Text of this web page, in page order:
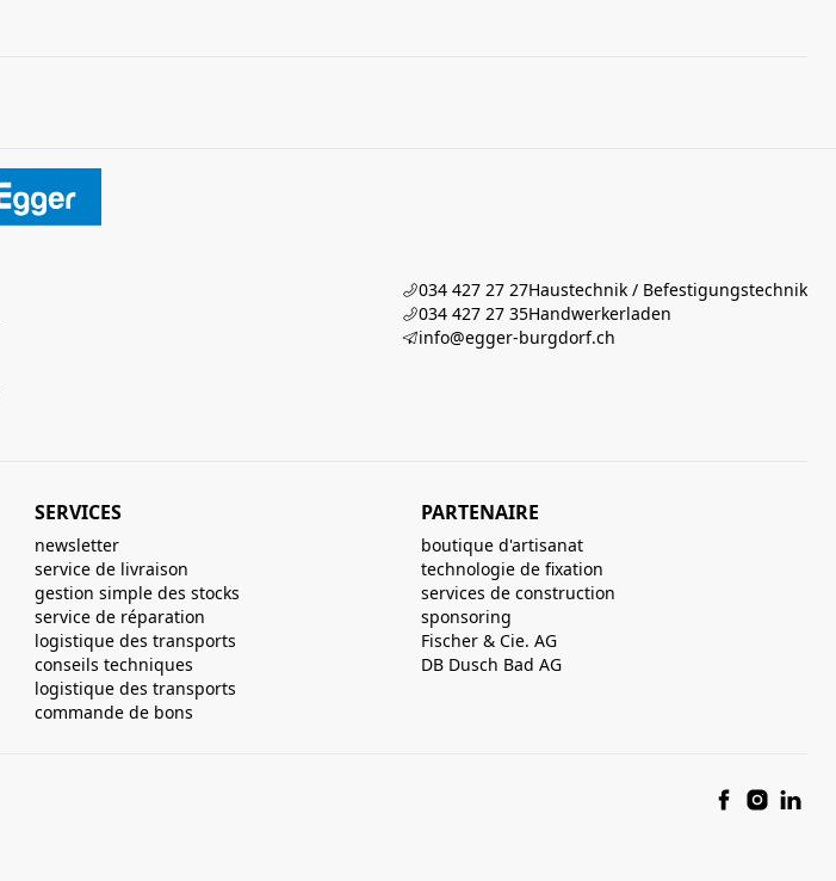
034 427 27 27Haustechnik / Befestigungstechnik
034 427 27 35Handwerkerladen
info@egger-burgdorf.ch
SERVICES
newsletter
service de livraison
gestion simple des stocks
service de réparation
logistique des transports
conseils techniques
logistique des transports
commande de bons
PARTENAIRE
boutique d'artisanat
technologie de fixation
services de construction
sponsoring
Fischer & Cie. AG
DB Dusch Bad AG